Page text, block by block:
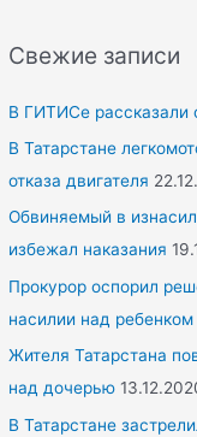
r
h
f
o
r
Свежие записи
В ГИТИСе рассказали
В Татарстане
отказа двигателя
Обвиняемый в
избежал наказания
Прокурор оспорил
насилии над ребенком
Жителя Татарстана
над дочерью
В Татарстане